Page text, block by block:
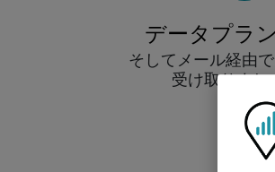
Ubigi
データプラ
そしてメール経由
受け取りまし
早い！